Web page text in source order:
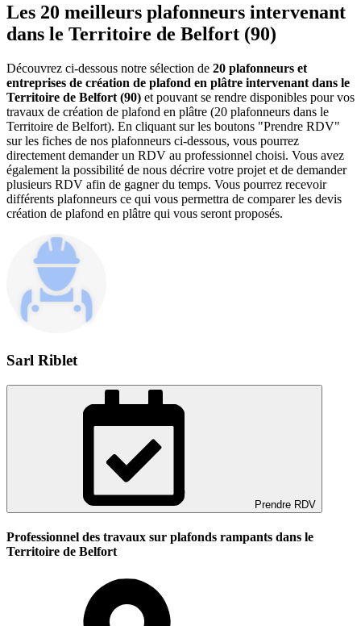
Les 20 meilleurs plafonneurs intervenant
dans le Territoire de Belfort (90)
Découvrez ci-dessous notre sélection de 20 plafonneurs et
entreprises de création de plafond en plâtre intervenant dans le
Territoire de Belfort (90) et pouvant se rendre disponibles pour vos
travaux de création de plafond en plâtre (20 plafonneurs dans le
Territoire de Belfort). En cliquant sur les boutons "Prendre RDV"
sur les fiches de nos plafonneurs ci-dessous, vous pourrez
directement demander un RDV au professionnel choisi. Vous avez
également la possibilité de nous décrire votre projet et de demander
plusieurs RDV afin de gagner du temps. Vous pourrez recevoir
différents plafonneurs ce qui vous permettra de comparer les devis
création de plafond en plâtre qui vous seront proposés.
Sarl Riblet
Prendre RDV
Professionnel des travaux sur plafonds rampants dans le
Territoire de Belfort